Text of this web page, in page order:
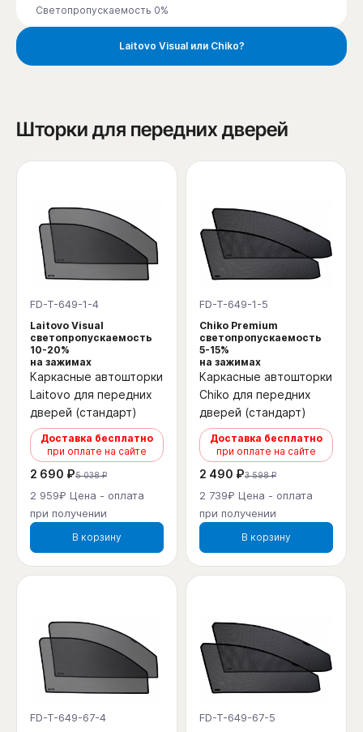
Светопропускаемость 0%
Laitovo Visual или Chiko?
Шторки для передних дверей
FD-T-649-1-4
Laitovo Visual
светопропускаемость
10-20%
на зажимах
Каркасные автошторки
Laitovo для передних
дверей (стандарт)
Доставка бесплатно
при оплате на сайте
2 690 ₽5 038 ₽
2 959₽ Цена - оплата
при получении
В корзину
FD-T-649-1-5
Chiko Premium
светопропускаемость
5-15%
на зажимах
Каркасные автошторки
Chiko для передних
дверей (стандарт)
Доставка бесплатно
при оплате на сайте
2 490 ₽3 598 ₽
2 739₽ Цена - оплата
при получении
В корзину
FD-T-649-67-4 FD-T-649-67-5